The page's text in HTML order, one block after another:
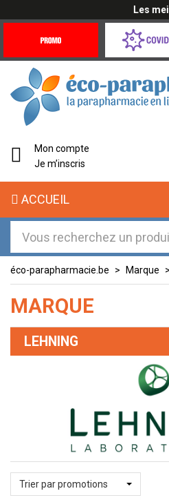
Les
Offres
Coronavirus
éco-
éco-
Mon compte
Je m’inscris
ACCUEIL
éco-parapharmacie.be Marque
MARQUE
LEHNING
Trier par promotions